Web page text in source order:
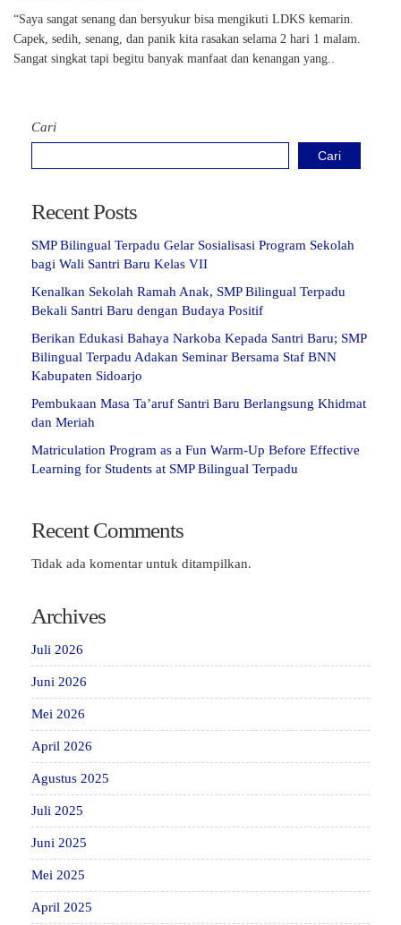
“Saya sangat senang dan bersyukur bisa mengikuti LDKS kemarin.
Capek, sedih, senang, dan panik kita rasakan selama 2 hari 1 malam.
Sangat singkat tapi begitu banyak manfaat dan kenangan yang..
Cari
Cari
Recent Posts
SMP Bilingual Terpadu Gelar Sosialisasi Program Sekolah
bagi Wali Santri Baru Kelas VII
Kenalkan Sekolah Ramah Anak, SMP Bilingual Terpadu
Bekali Santri Baru dengan Budaya Positif
Berikan Edukasi Bahaya Narkoba Kepada Santri Baru; SMP
Bilingual Terpadu Adakan Seminar Bersama Staf BNN
Kabupaten Sidoarjo
Pembukaan Masa Ta’aruf Santri Baru Berlangsung Khidmat
dan Meriah
Matriculation Program as a Fun Warm-Up Before Effective
Learning for Students at SMP Bilingual Terpadu
Recent Comments
Tidak ada komentar untuk ditampilkan.
Archives
Juli 2026
Juni 2026
Mei 2026
April 2026
Agustus 2025
Juli 2025
Juni 2025
Mei 2025
April 2025